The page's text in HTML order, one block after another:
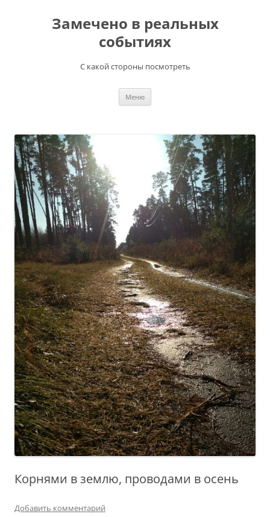
содержимомуЗамечено в реальных
событиях
С какой стороны посмотреть
Меню
Корнями в землю, проводами в осень
Добавить комментарий